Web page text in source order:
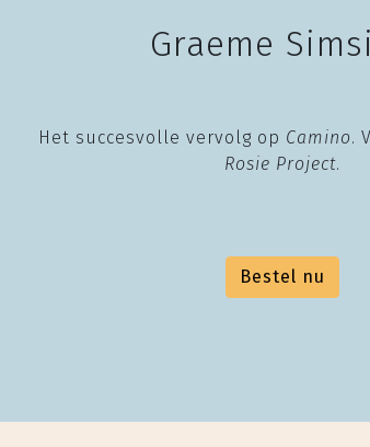
Graeme
Het succesvolle vervolg op Camino.
Rosie Project.
Bestel nu